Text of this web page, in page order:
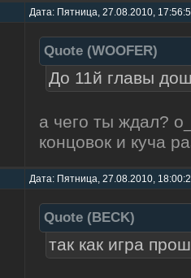
Дата: Пятница, 27.08.2010,
Quote (WOOFER)
До 11й главы
а чего ты ждал?
концовок и куча
Дата: Пятница, 27.08.2010,
Quote (BECK)
так как игра